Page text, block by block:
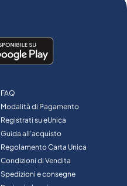
FAQ
Modalità di Pagamento
Registrati su eUnica
Guida all’acquisto
Regolamento Carta Unica
Condizioni di Vendita
Spedizioni e consegne